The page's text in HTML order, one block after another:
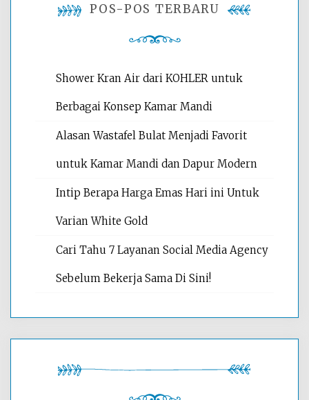
POS-POS TERBARU
Shower Kran Air dari KOHLER untuk
Berbagai Konsep Kamar Mandi
Alasan Wastafel Bulat Menjadi Favorit
untuk Kamar Mandi dan Dapur Modern
Intip Berapa Harga Emas Hari ini Untuk
Varian White Gold
Cari Tahu 7 Layanan Social Media Agency
Sebelum Bekerja Sama Di Sini!